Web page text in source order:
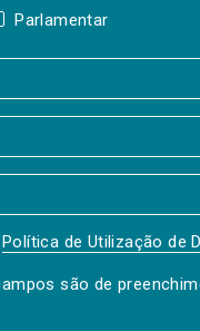
Parlamentar
Política de Utilização de
são de